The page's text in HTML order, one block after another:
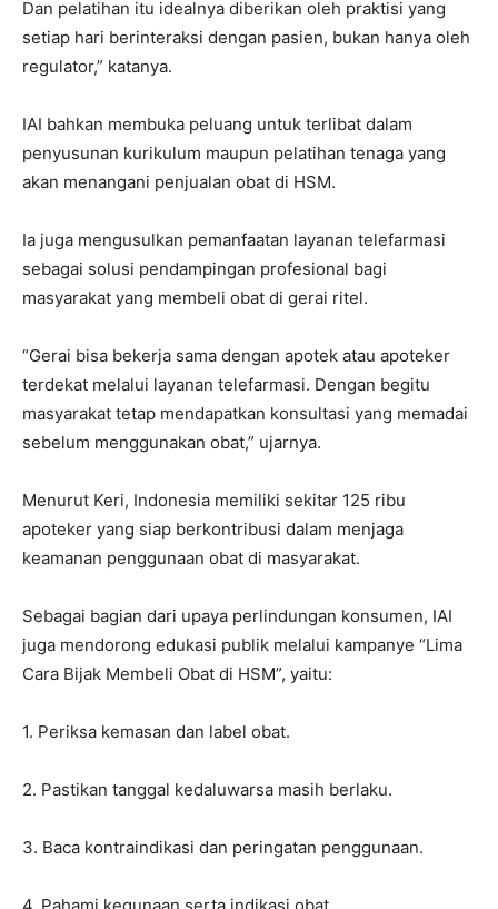
Dan pelatihan itu idealnya diberikan oleh praktisi yang
setiap hari berinteraksi dengan pasien, bukan hanya oleh
regulator,” katanya.
IAI bahkan membuka peluang untuk terlibat dalam
penyusunan kurikulum maupun pelatihan tenaga yang
akan menangani penjualan obat di HSM.
Ia juga mengusulkan pemanfaatan layanan telefarmasi
sebagai solusi pendampingan profesional bagi
masyarakat yang membeli obat di gerai ritel.
“Gerai bisa bekerja sama dengan apotek atau apoteker
terdekat melalui layanan telefarmasi. Dengan begitu
masyarakat tetap mendapatkan konsultasi yang memadai
sebelum menggunakan obat,” ujarnya.
Menurut Keri, Indonesia memiliki sekitar 125 ribu
apoteker yang siap berkontribusi dalam menjaga
keamanan penggunaan obat di masyarakat.
Sebagai bagian dari upaya perlindungan konsumen, IAI
juga mendorong edukasi publik melalui kampanye “Lima
Cara Bijak Membeli Obat di HSM”, yaitu:
1. Periksa kemasan dan label obat.
2. Pastikan tanggal kedaluwarsa masih berlaku.
3. Baca kontraindikasi dan peringatan penggunaan.
4. Pahami kegunaan serta indikasi obat.